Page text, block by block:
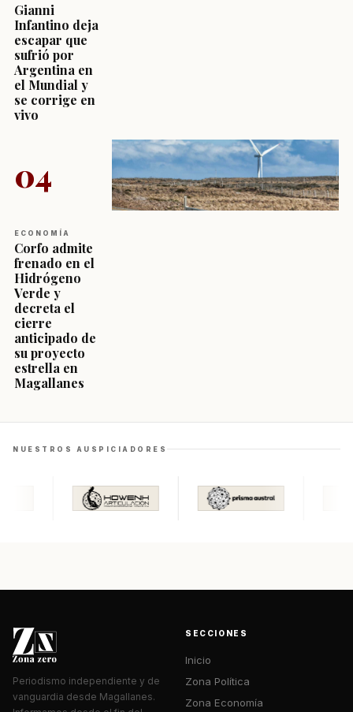
Gianni
Infantino deja
escapar que
sufrió por
Argentina en
el Mundial y
se corrige en
vivo
04
ECONOMÍA
Corfo admite
frenado en el
Hidrógeno
Verde y
decreta el
cierre
anticipado de
su proyecto
estrella en
Magallanes
NUESTROS AUSPICIADORES
Periodismo independiente y de
vanguardia desde Magallanes.
SECCIONES
Inicio
Zona Política
Zona Economía